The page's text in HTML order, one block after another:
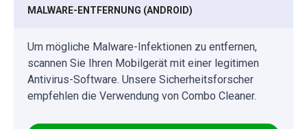
MALWARE-ENTFERNUNG (ANDROID)
Um mögliche Malware-Infektionen zu entfernen,
scannen Sie Ihren Mobilgerät mit einer legitimen
Antivirus-Software. Unsere Sicherheitsforscher
empfehlen die Verwendung von Combo Cleaner.